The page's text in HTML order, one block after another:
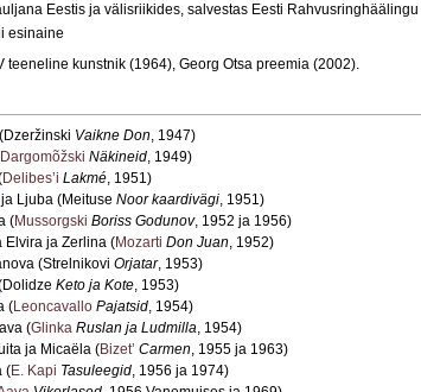
Eestis ja välisriikides, salvestas Eesti
esinaine
teeneline kunstnik (1964), Georg Otsa preemia (2002).
Vaikne Don, 1947)
Dargomõžski Näkineid, 1949)
Delibes’i Lakmé, 1951)
Ljuba (Meituse Noor kaardivägi, 1951)
(Mussorgski Boriss Godunov, 1952 ja 1956)
Elvira ja Zerlina (Mozarti Don Juan, 1952)
(Strelnikovi Orjatar, 1953)
Keto ja Kote, 1953)
(Leoncavallo Pajatsid, 1954)
(Glinka Ruslan ja Ludmilla, 1954)
ja Micaëla (Bizet’ Carmen, 1955 ja 1963)
(E. Kapi Tasuleegid, 1956 ja 1974)